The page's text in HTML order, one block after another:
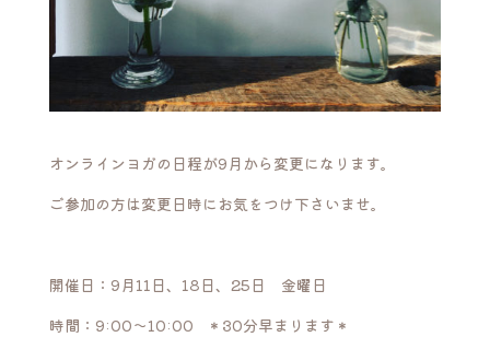
オンラインヨガの日程が9月から変更になります。
ご参加の方は変更日時にお気をつけ下さいませ。
開催日：9月11日、18日、25日 金曜日
時間：9:00〜10:00 ＊30分早まります＊